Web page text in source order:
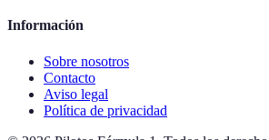
Información
Sobre nosotros
Contacto
Aviso legal
Política de privacidad